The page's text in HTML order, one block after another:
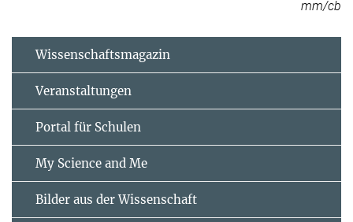
mm/cb
Wissenschaftsmagazin
Veranstaltungen
Portal für Schulen
My Science and Me
Bilder aus der Wissenschaft